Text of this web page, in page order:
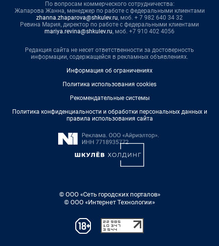
По вопросам коммерческого сотрудничества:
Жапарова Жанна, менеджер по работе с федеральными клиентами
zhanna.zhaparova@shkulev.ru, моб. + 7 982 640 34 32
Ревина Мария, директор по работе с федеральными клиентами
mariya.revina@shkulev.ru, моб. +7 910 402 4056
Редакция сайта не несет ответственности за достоверность
информации, содержащейся в рекламных объявлениях.
Информация об ограничениях
Политика использования cookies
Рекомендательные системы
Политика конфиденциальности и обработки персональных данных и
правила использования сайта
© ООО «Сеть городских порталов»
© ООО «Интернет Технологии»